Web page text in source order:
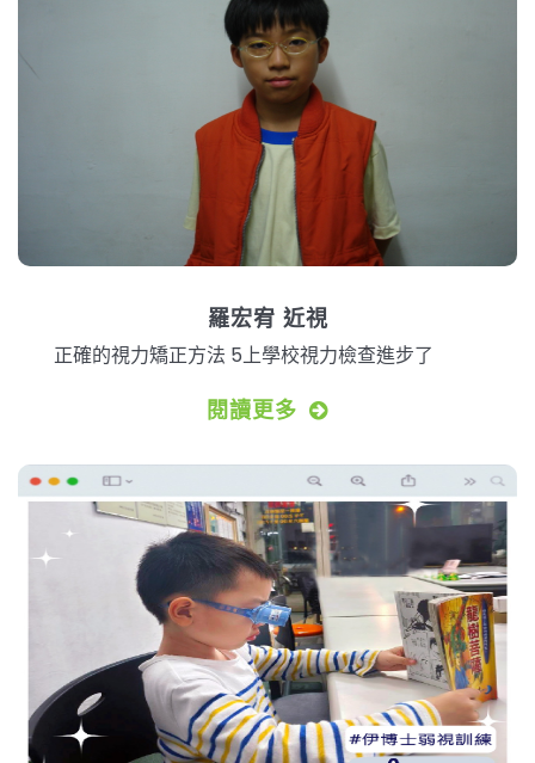
羅宏宥 近視
正確的視力矯正方法 5上學校視力檢查進步了
閱讀更多